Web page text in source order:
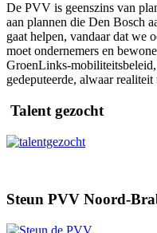
De PVV is geenszins van
aan plannen die Den Bosch
gaat helpen, vandaar dat we
moet ondernemers en
GroenLinks-
gedeputeerde, alwaar
Talent gezocht
Steun PVV Noord-